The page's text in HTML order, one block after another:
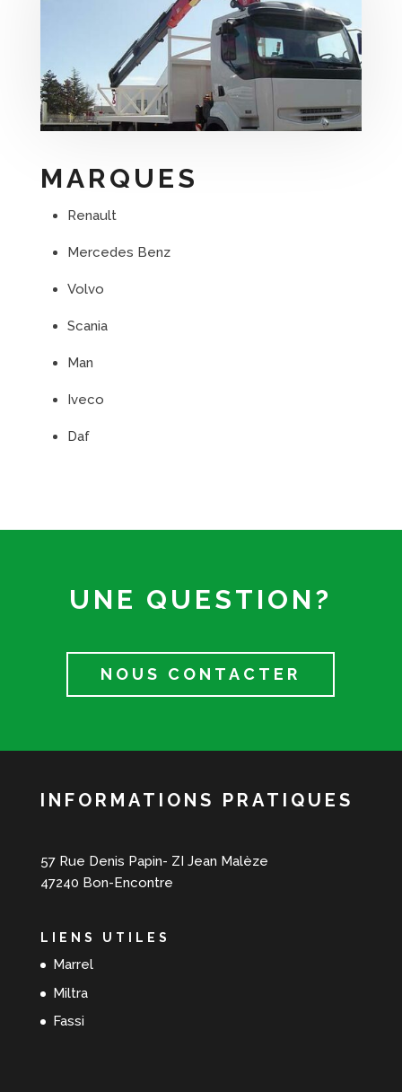
MARQUES
Renault
Mercedes Benz
Volvo
Scania
Man
Iveco
Daf
UNE QUESTION?
NOUS CONTACTER
INFORMATIONS PRATIQUES
57 Rue Denis Papin- ZI Jean Malèze
47240 Bon-Encontre
LIENS UTILES
Marrel
Miltra
Fassi